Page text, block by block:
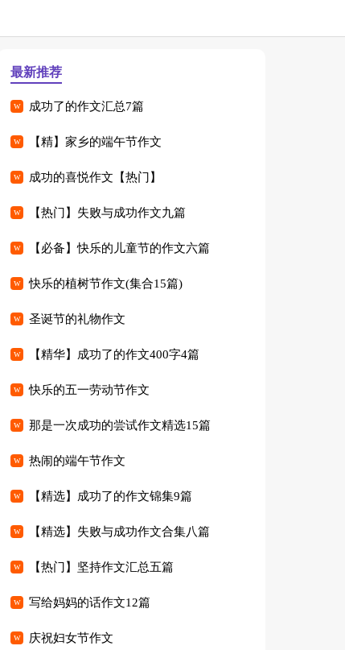
最新推荐
成功了的作文汇总7篇
【精】家乡的端午节作文
成功的喜悦作文【热门】
【热门】失败与成功作文九篇
【必备】快乐的儿童节的作文六篇
快乐的植树节作文(集合15篇)
圣诞节的礼物作文
【精华】成功了的作文400字4篇
快乐的五一劳动节作文
那是一次成功的尝试作文精选15篇
热闹的端午节作文
【精选】成功了的作文锦集9篇
【精选】失败与成功作文合集八篇
【热门】坚持作文汇总五篇
写给妈妈的话作文12篇
庆祝妇女节作文